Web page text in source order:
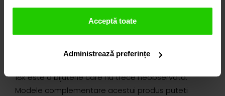
Acceptă toate
Administrează preferințe
18k este o bijuterie care nu trece neobservata.
Modele complementare acestui produs puteti